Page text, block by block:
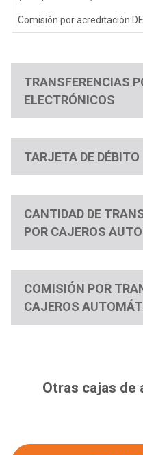
Comisión por acreditación
TRANSFERENCIAS
ELECTRÓNICOS
TARJETA DE DÉBITO
CANTIDAD DE
POR CAJEROS
COMISIÓN POR
CAJEROS
Otras cajas de